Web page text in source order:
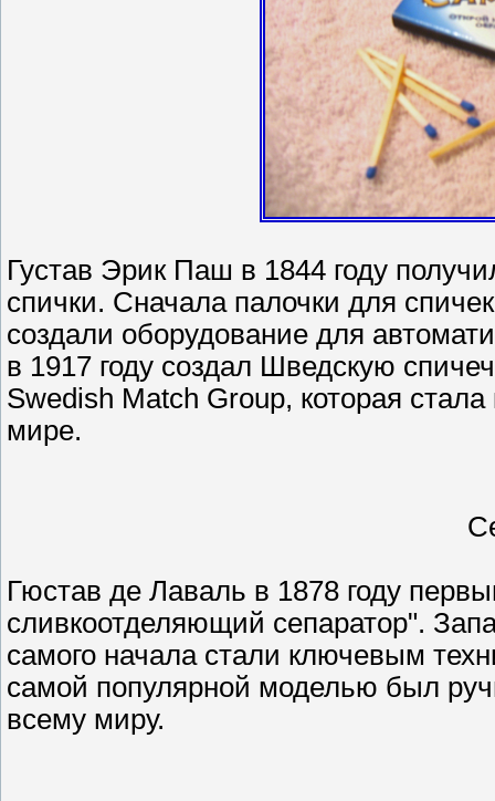
Густав Эрик Паш в 1844 году
спички. Сначала палочки для
создали оборудование для
в 1917 году создал Шведскую
Swedish Match Group, которая
мире.
Гюстав де Лаваль в 1878 году
сливкоотделяющий сепаратор".
самого начала стали ключевым
самой популярной моделью был
всему миру.